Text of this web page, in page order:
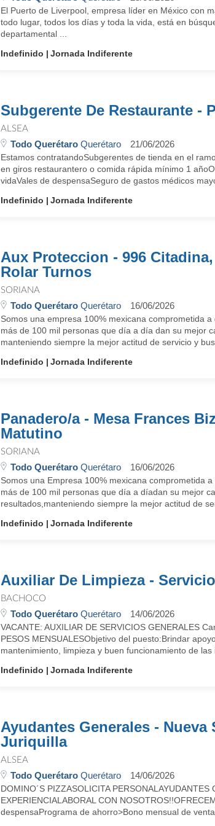
El Puerto de Liverpool, empresa líder en México con
todo lugar, todos los días y toda la vida, está en
departamental ...
Indefinido
Jornada Indiferente
Subgerente De Restaurante -
ALSEA
Todo QuerétaroQuerétaro 21/06/2026
Estamos contratandoSubgerentes de tienda en el
en giros restaurantero o comida rápida mínimo 1
vidaVales de despensaSeguro de gastos médicos
Indefinido
Jornada Indiferente
Aux Proteccion - 996
Rolar Turnos
SORIANA
Todo QuerétaroQuerétaro 16/06/2026
Somos una empresa 100% mexicana comprometida
más de 100 mil personas que día a día dan su mejor
manteniendo siempre la mejor actitud de servicio y
Indefinido
Jornada Indiferente
Panadero/a - Mesa Frances
Matutino
SORIANA
Todo QuerétaroQuerétaro 16/06/2026
Somos una Empresa 100% mexicana comprometida
más de 100 mil personas que día a díadan su mejor
resultados,manteniendo siempre la mejor actitud de
Indefinido
Jornada Indiferente
Auxiliar De Limpieza -
BACHOCO
Todo QuerétaroQuerétaro 14/06/2026
VACANTE: AUXILIAR DE SERVICIOS GENERALES
PESOS MENSUALESObjetivo del puesto:Brindar
mantenimiento, limpieza y buen funcionamiento de
Indefinido
Jornada Indiferente
Ayudantes Generales - Nueva
Juriquilla
ALSEA
Todo QuerétaroQuerétaro 14/06/2026
DOMINO´S PIZZASOLICITA
EXPERIENCIALABORAL CON
despensaPrograma de ahorro>Bono mensual de